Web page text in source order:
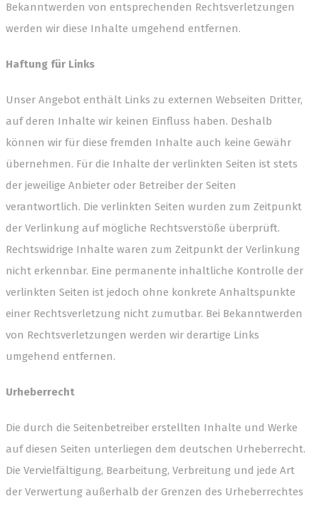
Bekanntwerden von entsprechenden Rechtsverletzungen
werden wir diese Inhalte umgehend entfernen.
Haftung für Links
Unser Angebot enthält Links zu externen Webseiten Dritter,
auf deren Inhalte wir keinen Einfluss haben. Deshalb
können wir für diese fremden Inhalte auch keine Gewähr
übernehmen. Für die Inhalte der verlinkten Seiten ist stets
der jeweilige Anbieter oder Betreiber der Seiten
verantwortlich. Die verlinkten Seiten wurden zum Zeitpunkt
der Verlinkung auf mögliche Rechtsverstöße überprüft.
Rechtswidrige Inhalte waren zum Zeitpunkt der Verlinkung
nicht erkennbar. Eine permanente inhaltliche Kontrolle der
verlinkten Seiten ist jedoch ohne konkrete Anhaltspunkte
einer Rechtsverletzung nicht zumutbar. Bei Bekanntwerden
von Rechtsverletzungen werden wir derartige Links
umgehend entfernen.
Urheberrecht
Die durch die Seitenbetreiber erstellten Inhalte und Werke
auf diesen Seiten unterliegen dem deutschen Urheberrecht.
Die Vervielfältigung, Bearbeitung, Verbreitung und jede Art
der Verwertung außerhalb der Grenzen des Urheberrechtes